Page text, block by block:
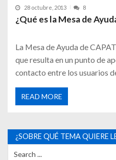
28 octubre, 2013 8
¿Qué es la Mesa de
La Mesa de Ayuda de
que resulta en un punto de
contacto entre los usuarios
READ MORE
¿SOBRE QUÉ TEMA QUIERE